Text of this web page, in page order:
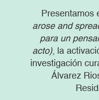
Presentamos
arose and
para un
acto), la
investigación
Álvarez